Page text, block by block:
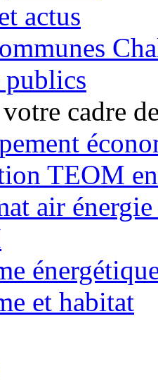
actus
publics
cadre
TEOM
air
et habitat